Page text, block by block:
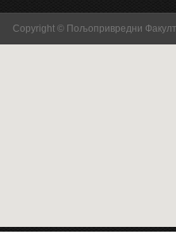
Copyright © Пољопривредни